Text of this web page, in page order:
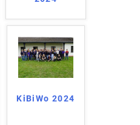
KiBiWo 2024